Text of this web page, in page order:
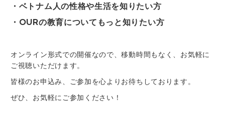
・ベトナム人の性格や生活を知りたい方
・OURの教育についてもっと知りたい方
オンライン形式での開催なので、移動時間もなく、お気軽に
ご視聴いただけます。
皆様のお申込み、ご参加を心よりお待ちしております。
ぜひ、お気軽にご参加ください！